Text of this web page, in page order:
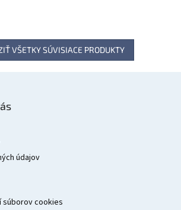
VŠETKY SÚVISIACE PRODUKTY
údajov
súborov cookies